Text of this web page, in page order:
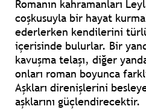
Romanın kahramanları
coşkusuyla bir hayat
ederlerken kendilerini
içerisinde bulurlar. Bir
kavuşma telaşı, diğer
onları roman boyunca
Aşkları direnişlerini
aşklarını güçlendirecektir.